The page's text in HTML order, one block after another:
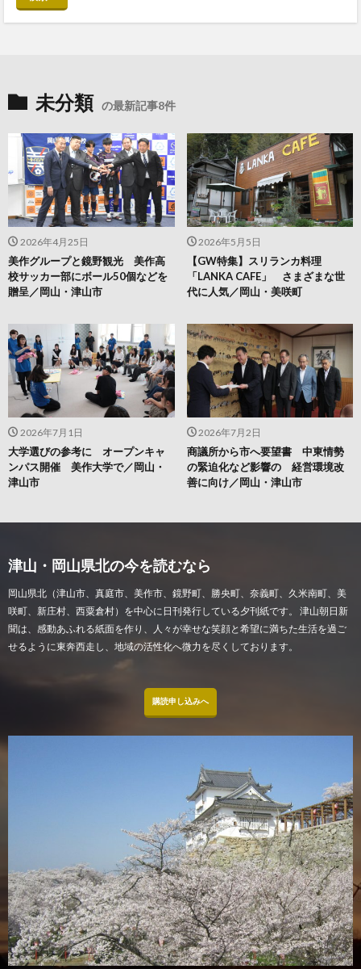
未分類 の最新記事8件
2026年7月2日
商議所から市へ要望書 中東情勢
の緊迫化など影響の 経営環境改
善に向け／岡山・津山市
2026年7月1日
大学選びの参考に オープンキャ
ンパス開催 美作大学で／岡山・
津山市
2026年5月5日
【GW特集】スリランカ料理
「LANKA CAFE」 さまざまな世
代に人気／岡山・美咲町
2026年4月25日
美作グループと鏡野観光 美作高
校サッカー部にボール50個などを
贈呈／岡山・津山市
津山・岡山県北の今を読むなら
岡山県北（津山市、真庭市、美作市、鏡野町、勝央町、奈義町、久米南町、美
咲町、新庄村、西粟倉村）を中心に日刊発行している夕刊紙です。 津山朝日新
聞は、感動あふれる紙面を作り、人々が幸せな笑顔と希望に満ちた生活を過ご
せるように東奔西走し、地域の活性化へ微力を尽くしております。
購読申し込みへ